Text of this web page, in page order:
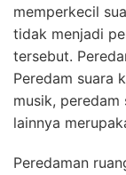
memperkecil
tidak menjadi
tersebut.
Peredam suara
musik, peredam
lainnya
Peredaman